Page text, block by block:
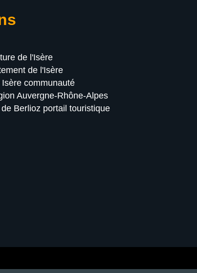
de l'Isère
de l'Isère
Isère communauté
Auvergne-Rhône-Alpes
de Berlioz portail touristique